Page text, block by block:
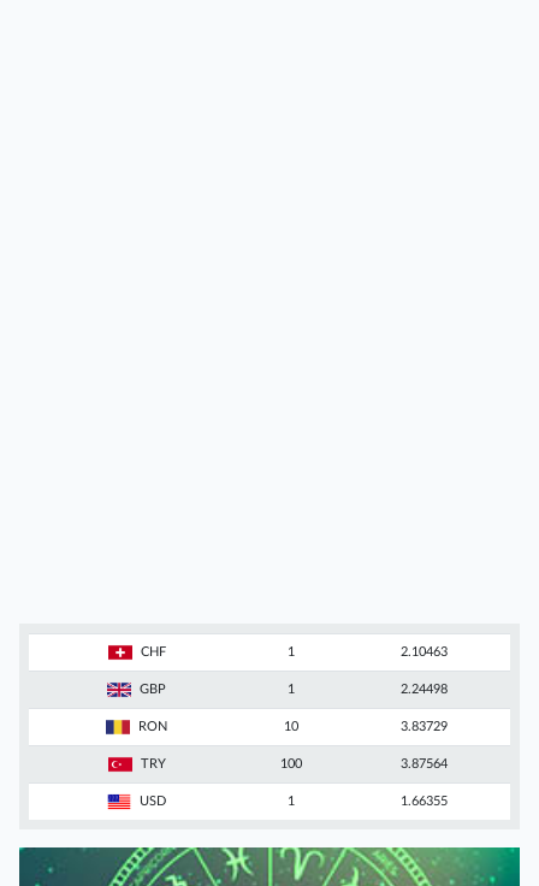
CHF 1 2.10463
GBP 1 2.24498
RON 10 3.83729
TRY 100 3.87564
USD 1 1.66355